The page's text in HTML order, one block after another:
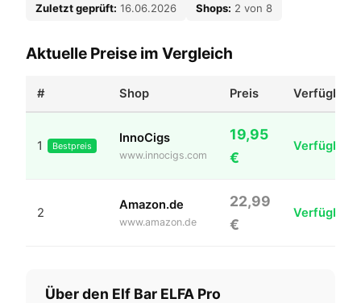
Zuletzt geprüft: 16.06.2026 Shops: 2 von 8
Aktuelle Preise im Vergleich
# Shop Preis Verfügbar
1 Bestpreis
InnoCigs
www.innocigs.com
19,95
€
Verfügbar
2
Amazon.de
www.amazon.de
22,99
€
Verfügbar
Über den Elf Bar ELFA Pro